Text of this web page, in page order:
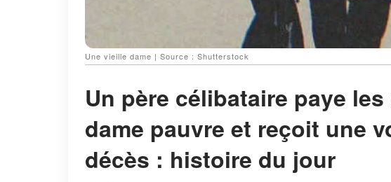
Une vieille dame | Source : Shutterstock
Un père célibataire paye
dame pauvre et reçoit une
décès : histoire du jour